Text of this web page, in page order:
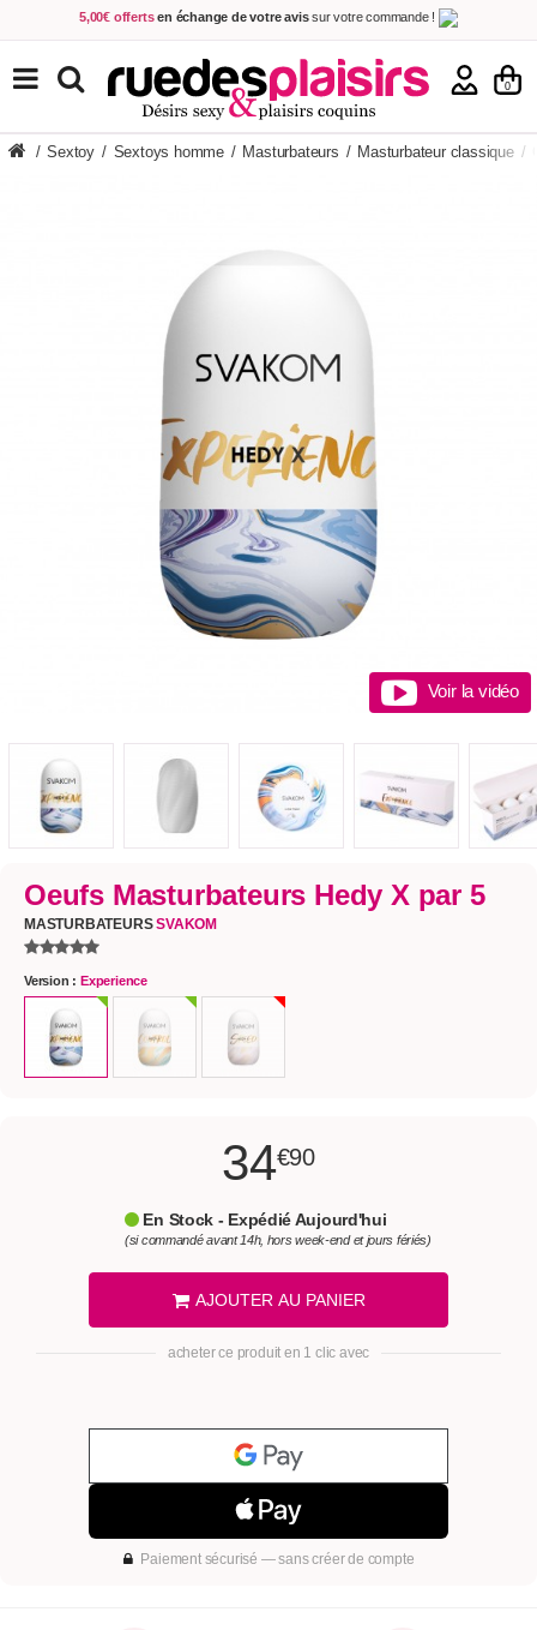
5,00€ offerts en échange de votre avissur votre commande !
Achetez aujourd'hui. Décidez quand payer !
Livraison en 48h
au prix de 2,90 € ! (Offerte dès 69,00€ d'achat)
0
TOUS NOS PRODUITS
/ Sextoy / Sextoys homme / Masturbateurs / Masturbateur classique /
Voir la vidéo
Oeufs Masturbateurs Hedy X par 5
MASTURBATEURSSVAKOM
Version : Experience
34€90
En Stock - Expédié Aujourd'hui
(si commandé avant 14h, hors week-end et jours fériés)
AJOUTER AU PANIER
acheter ce produit en 1 clic avec
Paiement sécurisé — sans créer de compte